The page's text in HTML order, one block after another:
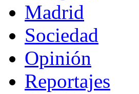
Madrid
Sociedad
Opinión
Reportajes